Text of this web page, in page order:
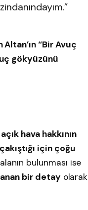
Altan’ın “Bir Avuç
gökyüzünü
hava hakkının
için çoğu
bulunması ise
bir detay olarak